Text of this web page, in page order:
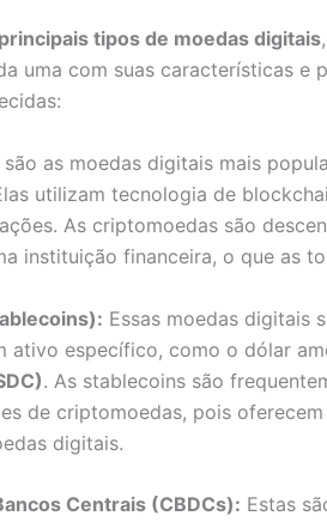
principais tipos de moedas digitais
uma com suas características e
são as moedas digitais mais
utilizam tecnologia de
As criptomoedas são
instituição financeira, o que as
Essas moedas digitais
ativo específico, como o dólar
. As stablecoins são
de criptomoedas, pois
digitais.
Centrais (CBDCs): Estas